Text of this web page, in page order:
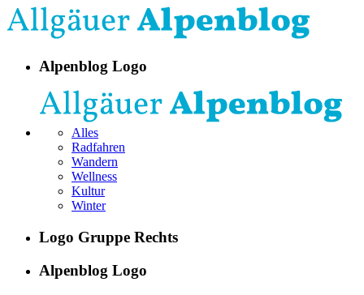
Alpenblog Logo
Alles
Radfahren
Wandern
Wellness
Kultur
Winter
Logo Gruppe Rechts
Alpenblog Logo